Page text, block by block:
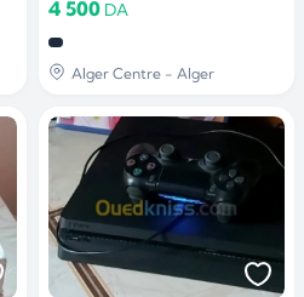
4 500 DA
Alger Centre - Alger